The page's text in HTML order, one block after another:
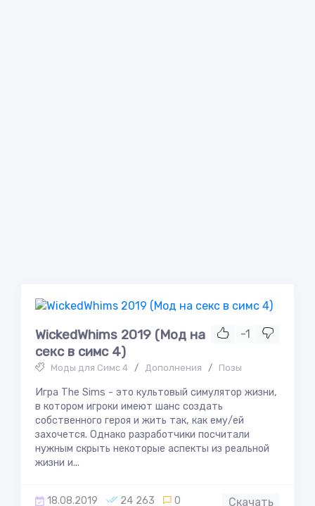
-1
WickedWhims 2019 (Мод на
секс в симс 4)
Моды для Симс 4 / Дополнения / Позы
Игра The Sims - это культовый симулятор жизни,
в котором игроки имеют шанс создать
собственного героя и жить так, как ему/ей
захочется. Однако разработчики посчитали
нужным скрыть некоторые аспекты из реальной
жизни и...
18.08.2019 24 263 0 Скачать